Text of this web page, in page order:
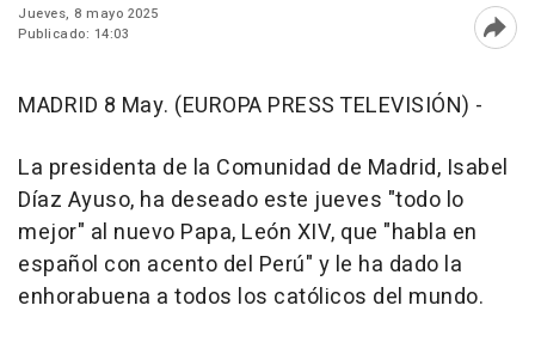
Jueves, 8 mayo 2025
Publicado: 14:03
MADRID 8 May. (EUROPA PRESS TELEVISIÓN) -
La presidenta de la Comunidad de Madrid, Isabel
Díaz Ayuso, ha deseado este jueves "todo lo
mejor" al nuevo Papa, León XIV, que "habla en
español con acento del Perú" y le ha dado la
enhorabuena a todos los católicos del mundo.